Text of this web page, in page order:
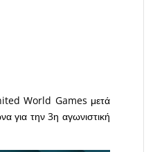
World Games μετά
για την 3η αγωνιστική